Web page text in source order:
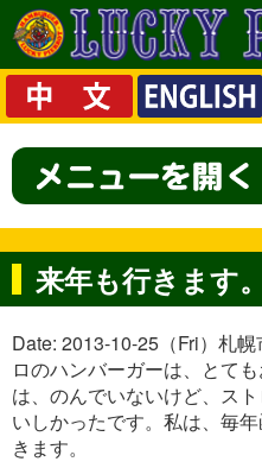
来年も行きます。
Date: 2013-10-25（Fri）札
ロのハンバーガーは、とて
は、のんでいないけど、ス
いしかったです。私は、毎
きます。